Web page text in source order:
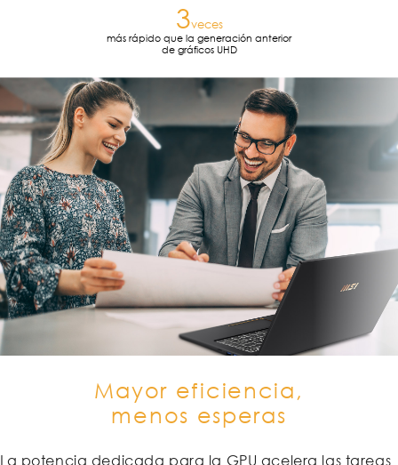
3veces
más rápido que la generación anterior
de gráficos UHD
Mayor eficiencia,
menos esperas
La potencia dedicada para la GPU acelera las tareas